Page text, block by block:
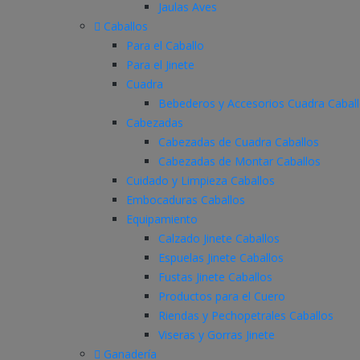
Jaulas Aves
Caballos
Para el Caballo
Para el Jinete
Cuadra
Bebederos y Accesorios Cuadra
Cabezadas
Cabezadas de Cuadra Caballos
Cabezadas de Montar Caballos
Cuidado y Limpieza Caballos
Embocaduras Caballos
Equipamiento
Calzado Jinete Caballos
Espuelas Jinete Caballos
Fustas Jinete Caballos
Productos para el Cuero
Riendas y Pechopetrales Caballos
Viseras y Gorras Jinete
Ganadería